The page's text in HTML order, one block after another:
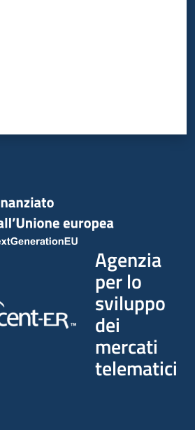
Agenzia
per lo
sviluppo
dei
mercati
telematici